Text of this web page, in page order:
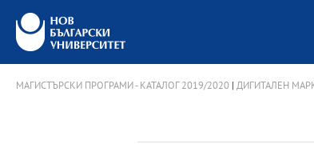
МАГИСТЪРСКИ ПРОГРАМИ - КАТАЛОГ 2019/2020 ДИГИТАЛЕН